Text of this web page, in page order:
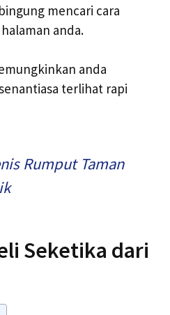
mencari cara
anda.
anda
terlihat rapi
Rumput Taman
Seketika dari